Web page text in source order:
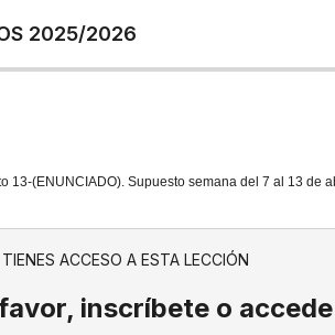
2025/2026
13-(ENUNCIADO). Supuesto semana del 7 al 13 de
ACCESO A ESTA LECCIÓN
inscríbete o